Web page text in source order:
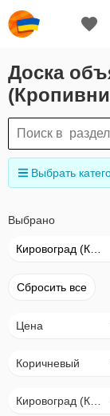
Доска
Выбрать
Выбрано
Сбросить все
Цена
Коричневый